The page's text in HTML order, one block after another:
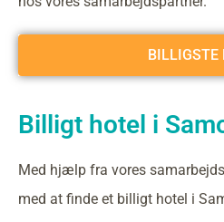
BILLIGSTE
Billigt hotel i
Med hjælp fra vores
med at finde et billigt hotel i